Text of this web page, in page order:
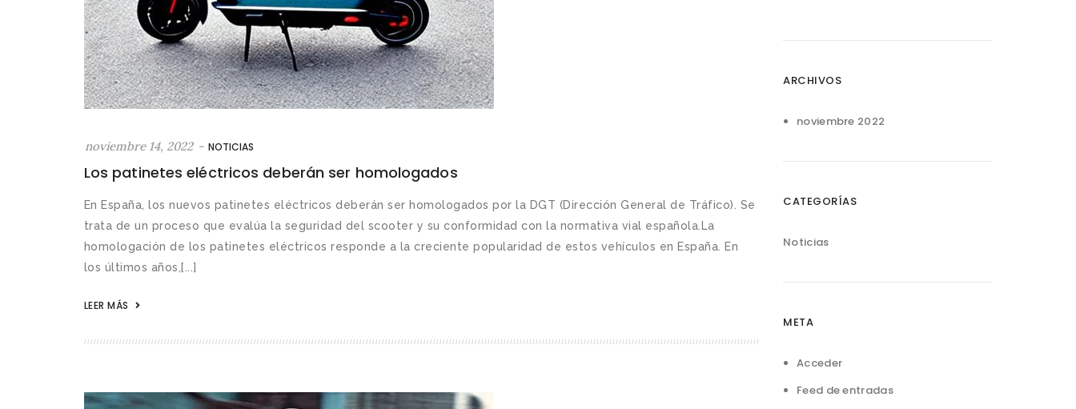
noviembre 14, 2022 - NOTICIAS
Los patinetes eléctricos deberán ser homologados
En España, los nuevos patinetes eléctricos deberán ser homologados por la DGT (Dirección General de Tráfico). Se
trata de un proceso que evalúa la seguridad del scooter y su conformidad con la normativa vial española.La
homologación de los patinetes eléctricos responde a la creciente popularidad de estos vehículos en España. En
los últimos años,[...]
LEER MÁS
ARCHIVOS
noviembre 2022
CATEGORÍAS
Noticias
META
Acceder
Feed de entradas